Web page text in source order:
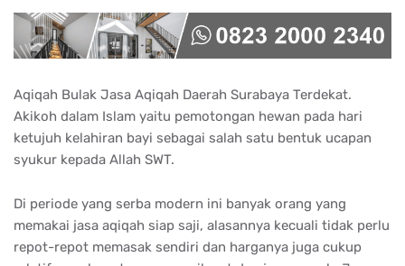
Aqiqah Bulak Jasa Aqiqah Daerah Surabaya Terdekat.
Akikoh dalam Islam yaitu pemotongan hewan pada hari
ketujuh kelahiran bayi sebagai salah satu bentuk ucapan
syukur kepada Allah SWT.
Di periode yang serba modern ini banyak orang yang
memakai jasa aqiqah siap saji, alasannya kecuali tidak perlu
repot-repot memasak sendiri dan harganya juga cukup